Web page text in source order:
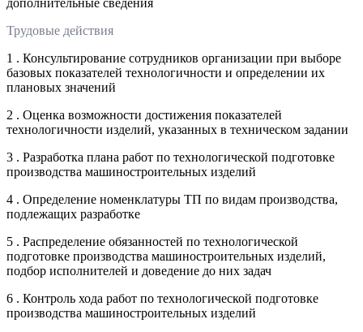
Трудовые действия
1 . Консультирование сотрудников организации при выборе
базовых показателей технологичности и определении их
плановых значений
2 . Оценка возможности достижения показателей
технологичности изделий, указанных в техническом задании
3 . Разработка плана работ по технологической подготовке
производства машиностроительных изделий
4 . Определение номенклатуры ТП по видам производства,
подлежащих разработке
5 . Распределение обязанностей по технологической
подготовке производства машиностроительных изделий,
подбор исполнителей и доведение до них задач
6 . Контроль хода работ по технологической подготовке
производства машиностроительных изделий